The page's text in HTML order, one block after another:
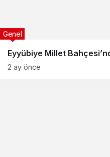
Eyyübiye Millet
Genel
2 ay önce